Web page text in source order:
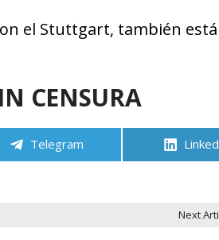
el Stuttgart, también está
CENSURA
Compartir
Telegram
Next